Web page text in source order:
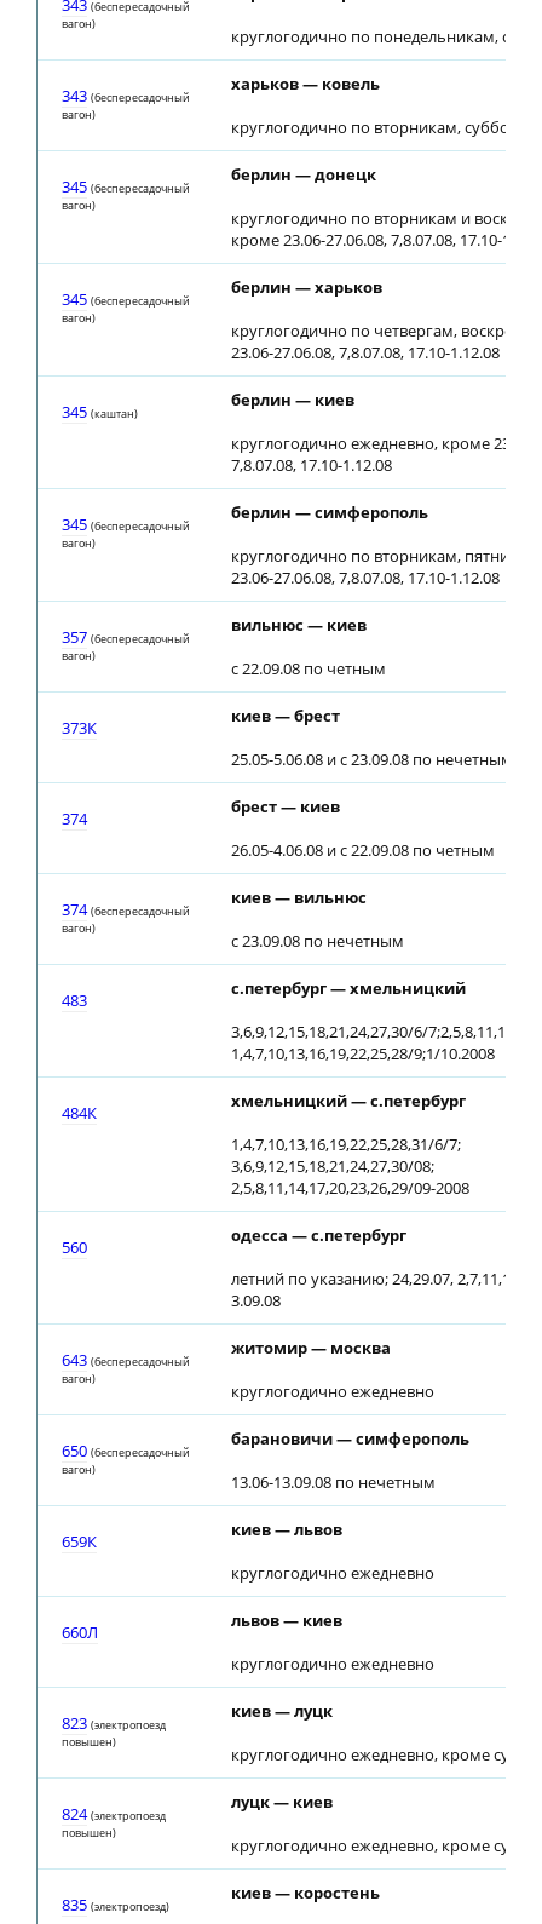
343 (беспересадочный
вагон)
круглогодично по понедельникам,
343 (беспересадочный
вагон)
харьков — ковель
круглогодично по вторникам, субботам
345 (беспересадочный
вагон)
берлин — донецк
круглогодично по вторникам и
кроме 23.06-27.06.08, 7,8.07.08, 17.10-
345 (беспересадочный
вагон)
берлин — харьков
круглогодично по четвергам,
23.06-27.06.08, 7,8.07.08, 17.10-1.12.08
345 (каштан)
берлин — киев
круглогодично ежедневно, кроме 23.06-
7,8.07.08, 17.10-1.12.08
345 (беспересадочный
вагон)
берлин — симферополь
круглогодично по вторникам,
23.06-27.06.08, 7,8.07.08, 17.10-1.12.08
357 (беспересадочный
вагон)
вильнюс — киев
с 22.09.08 по четным
373К
киев — брест
25.05-5.06.08 и с 23.09.08 по нечетным
374
брест — киев
26.05-4.06.08 и с 22.09.08 по четным
374 (беспересадочный
вагон)
киев — вильнюс
с 23.09.08 по нечетным
483
с.петербург — хмельницкий
3,6,9,12,15,18,21,24,27,30/6/
1,4,7,10,13,16,19,22,25,28/9;1/10.2008
484К
хмельницкий — с.петербург
1,4,7,10,13,16,19,22,25,28,31/6/7;
3,6,9,12,15,18,21,24,27,30/08;
2,5,8,11,14,17,20,23,26,29/09-2008
560
одесса — с.петербург
летний по указанию; 24,29.07,
3.09.08
643 (беспересадочный
вагон)
житомир — москва
круглогодично ежедневно
650 (беспересадочный
вагон)
барановичи — симферополь
13.06-13.09.08 по нечетным
659К
киев — львов
круглогодично ежедневно
660Л
львов — киев
круглогодично ежедневно
823 (электропоезд
повышен)
киев — луцк
круглогодично ежедневно, кроме
824 (электропоезд
повышен)
луцк — киев
круглогодично ежедневно, кроме
835 (электропоезд)
киев — коростень